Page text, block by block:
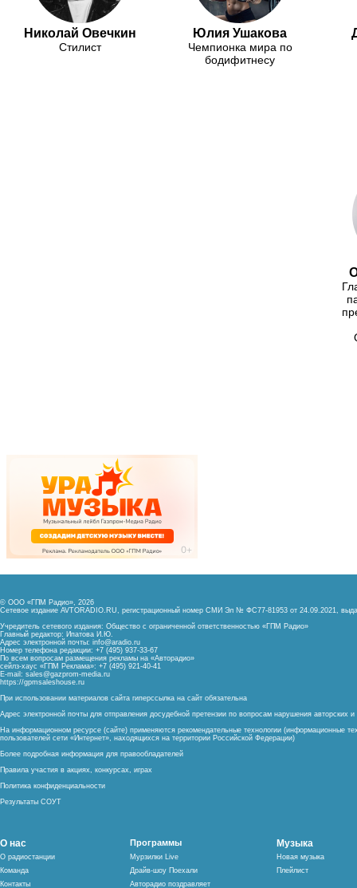
Николай Овечкин
Стилист
Юлия Ушакова
Чемпионка мира по
бодифитнесу
© ООО «ГПМ Радио», 2026
Сетевое издание AVTORADIO.RU, регистрационный номер СМИ Эл № ФС77-81953 от 24.09.2021,
Учредитель сетевого издания: Общество с ограниченной ответственностью «ГПМ Радио»
Главный редактор: Ипатова И.Ю.
Адрес электронной почты: info@aradio.ru
Номер телефона редакции: +7 (495) 937-33-67
По всем вопросам размещения рекламы на «Авторадио»
сейлз-хаус «ГПМ Реклама»: +7 (495) 921-40-41
E-mail: sales@gazprom-media.ru
https://gpmsaleshouse.ru
При использовании материалов сайта гиперссылка на сайт обязательна
Адрес электронной почты для отправления досудебной претензии по вопросам нарушения авторских
На информационном ресурсе (сайте) применяются рекомендательные технологии (информационные
пользователей сети «Интернет», находящихся на территории Российской Федерации)
Более подробная информация для правообладателей
Правила участия в акциях, конкурсах, играх
Политика конфиденциальности
Результаты СОУТ
О нас
О радиостанции
Команда
Контакты
Программы
Мурзилки Live
Драйв-шоу Поехали
Авторадио поздравляет
Музыка
Новая музыка
Плейлист